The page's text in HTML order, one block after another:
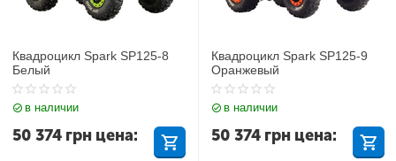
Квадроцикл Spark SP125-8
Белый
в наличии
50 374 грн цена:
Квадроцикл Spark SP125-9
Оранжевый
в наличии
50 374 грн цена: